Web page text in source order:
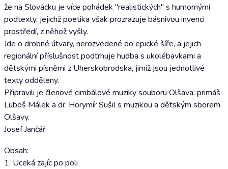
že na Slovácku je více pohádek "realistických" s humornými
podtexty, jejichž poetika však prozrazuje básnivou invenci
prostředí, z něhož vyšly.
Jde o drobné útvary, nerozvedené do epické šíře, a jejich
regionální příslušnost podtrhuje hudba s ukolébavkami a
dětskými písněmi z Uherskobrodska, jimiž jsou jednotlivé
texty odděleny.
Připravili je členové cimbálové muziky souboru Olšava: primáš
Luboš Málek a dr. Horymír Sušil s muzikou a dětským sborem
Olšavy.
Josef Jančář
Obsah:
1. Uceká zajíc po poli